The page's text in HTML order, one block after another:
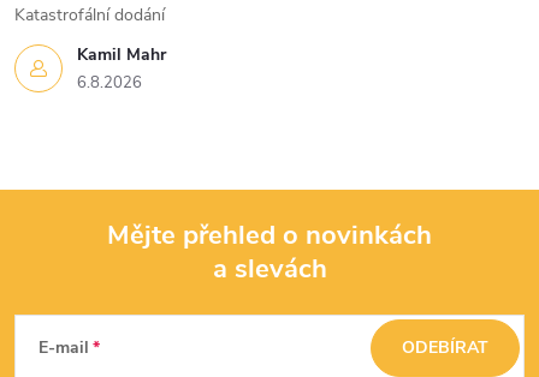
Kamil Mahr
6.8.2026
Katastrofální dodání
Mějte přehled o novinkách
a slevách
E-mail ODEBÍRAT